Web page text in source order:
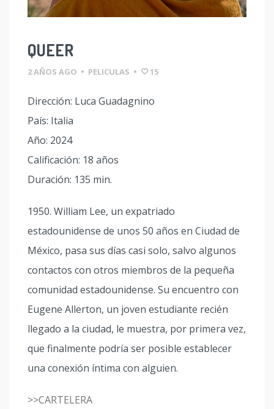
QUEER
2 AÑOS AGO • PELICULAS • 15
Dirección: Luca Guadagnino
País: Italia
Año: 2024
Calificación: 18 años
Duración: 135 min.
1950. William Lee, un expatriado
estadounidense de unos 50 años en Ciudad de
México, pasa sus días casi solo, salvo algunos
contactos con otros miembros de la pequeña
comunidad estadounidense. Su encuentro con
Eugene Allerton, un joven estudiante recién
llegado a la ciudad, le muestra, por primera vez,
que finalmente podría ser posible establecer
una conexión íntima con alguien.
>>CARTELERA